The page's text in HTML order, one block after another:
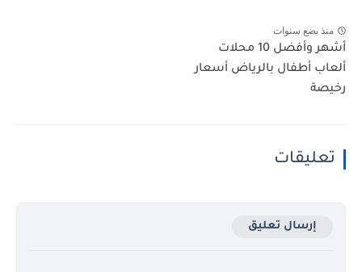
منذ بضع سنوات
أشهر وأفضل 10 محلات
ألعاب أطفال بالرياض أسعار
رخيصة
تعليقات
إرسال تعليق